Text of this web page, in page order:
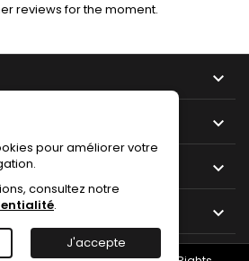
reviews for the moment.




pour améliorer votre
consultez notre
.
J'accepte